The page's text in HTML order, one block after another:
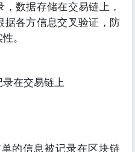
数据存储在交易链上，
据各方信息交叉验证，防
。
在交易链上
的信息被记录在区块链